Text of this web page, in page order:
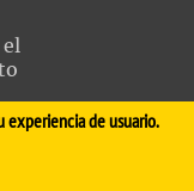
experiencia de usuario.